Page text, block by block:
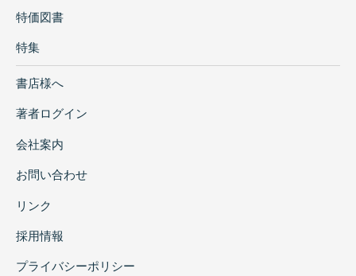
特価図書
特集
書店様へ
著者ログイン
会社案内
お問い合わせ
リンク
採用情報
プライバシーポリシー